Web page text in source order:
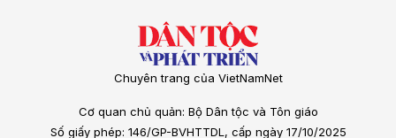
Chuyên trang của VietNamNet
Cơ quan chủ quản: Bộ Dân tộc và Tôn giáo
Số giấy phép: 146/GP-BVHTTDL, cấp ngày 17/10/2025